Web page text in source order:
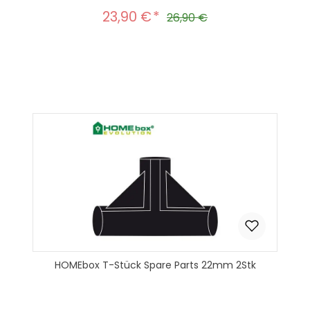
Verkaufspreis:
23,90 € Regulärer Preis:
26,90 €
HOMEbox T-Stück Spare Parts 22mm 2Stk